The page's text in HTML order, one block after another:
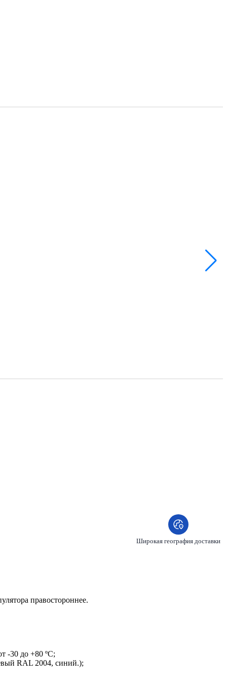
Широкая география доставки
правостороннее.
-30 до +80 ºC;
RAL 2004, синий.);